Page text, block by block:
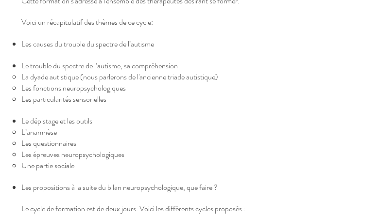
Voici un récapitulatif des thèmes de ce cycle:
Les causes du trouble du spectre de l’autisme
Le trouble du spectre de l’autisme, sa compréhension
La dyade autistique (nous parlerons de l'ancienne triade autistique)
Les fonctions neuropsychologiques
Les particularités sensorielles
Le dépistage et les outils
L’anamnèse
Les questionnaires
Les épreuves neuropsychologiques
Une partie sociale
Les propositions à la suite du bilan neuropsychologique, que faire ?
Le cycle de formation est de deux jours. Voici les différents cycles proposés :